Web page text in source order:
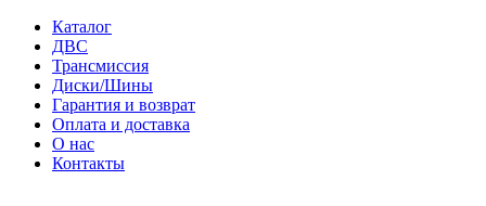
Каталог
ДВС
Трансмиссия
Диски/Шины
Гарантия и возврат
Оплата и доставка
О нас
Контакты